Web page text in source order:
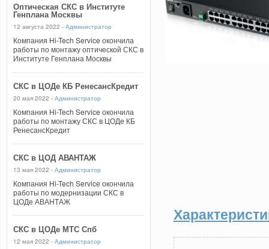
Оптическая СКС в Институте
Генплана Москвы
12 августа 2022 - Администратор
Компания Hi-Tech Service окончила
работы по монтажу оптической СКС в
Институте Генплана Москвы
СКС в ЦОДе КБ РенесансКредит
20 мая 2022 - Администратор
Компания Hi-Tech Service окончила
работы по монтажу СКС в ЦОДе КБ
РенесансКредит
СКС в ЦОД АВАНТАЖ
13 мая 2022 - Администратор
Компания Hi-Tech Service окончила
работы по модернизации СКС в
ЦОДе АВАНТАЖ
СКС в ЦОДе МТС Спб
12 мая 2022 - Администратор